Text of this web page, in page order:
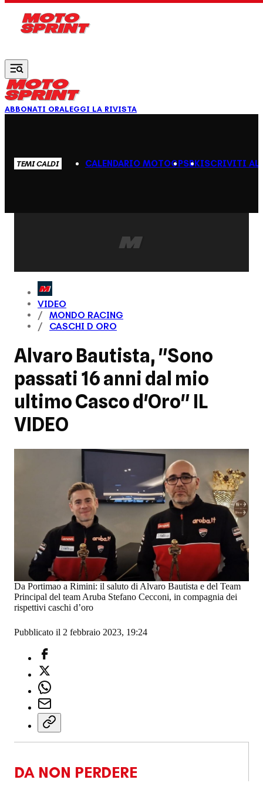
ABBONATI ORALEGGI LA RIVISTA
TEMI CALDI CALENDARIO MOTOGPSBKISCRIVITI AL
VIDEO
MONDO RACING
CASCHI D ORO
Alvaro Bautista, "Sono
passati 16 anni dal mio
ultimo Casco d'Oro" IL
VIDEO
Da Portimao a Rimini: il saluto di Alvaro Bautista e del Team
Principal del team Aruba Stefano Cecconi, in compagnia dei
rispettivi caschi d’oro
Pubblicato il 2 febbraio 2023, 19:24
DA NON PERDERE